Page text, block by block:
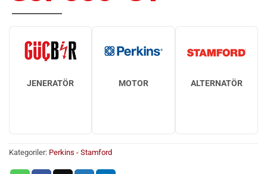
JENERATÖR MOTOR ALTERNATÖR
Kategoriler: Perkins - Stamford